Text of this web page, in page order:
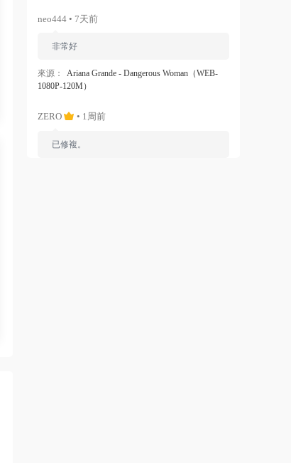
neo444 • 7天前
非常好
來源：
Ariana Grande - Dangerous Woman（WEB-
1080P-120M）
ZERO • 1周前
已修複。